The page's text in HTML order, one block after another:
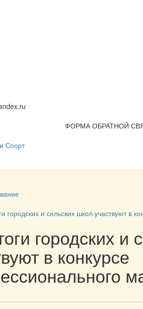
ФОРМА ОБРАТНОЙ
Спорт
городских и сельских школ участвуют в
городских и
в конкурсе